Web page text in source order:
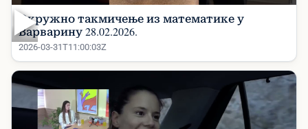
▶
Окружно такмичење из математике у
Варварину 28.02.2026.
2026-03-31T11:00:03Z